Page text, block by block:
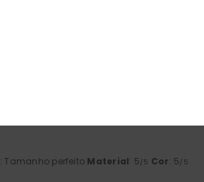
: Tamanho perfeito Material: 5/5 Cor: 5/5